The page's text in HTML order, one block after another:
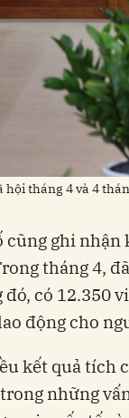
tháng 4 và 4
cũng ghi
tháng 4,
có 12.350
động cho
kết quả tích
những